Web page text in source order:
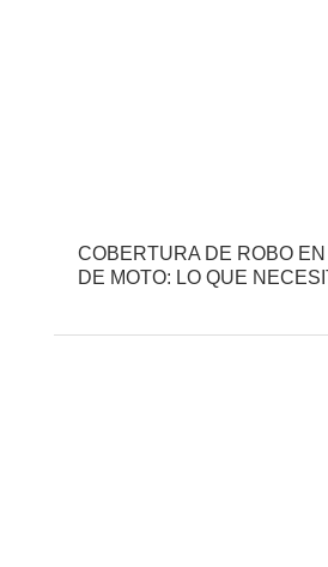
COBERTURA DE ROBO
DE MOTO: LO QUE